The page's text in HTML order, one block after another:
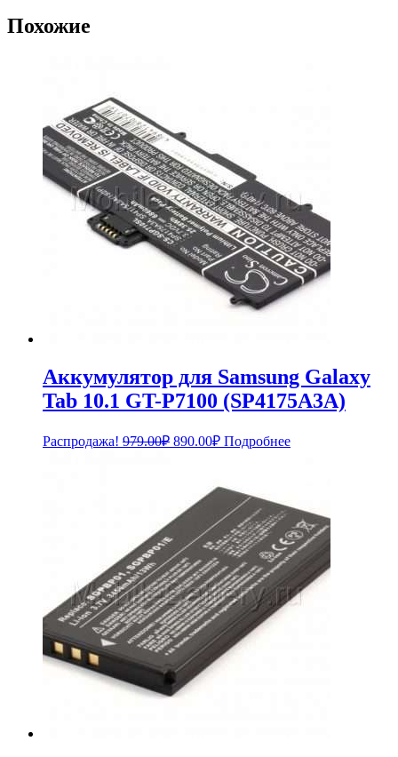
Похожие
Аккумулятор для Samsung Galaxy
Tab 10.1 GT-P7100 (SP4175A3A)
Распродажа! 979.00₽ Первоначальная
979.00₽.
890.00₽Текущая
цена:
Подробнее